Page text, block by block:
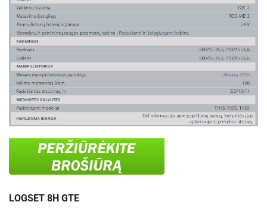
LOGSET 8H GTE